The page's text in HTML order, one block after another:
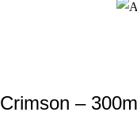
Crimson –